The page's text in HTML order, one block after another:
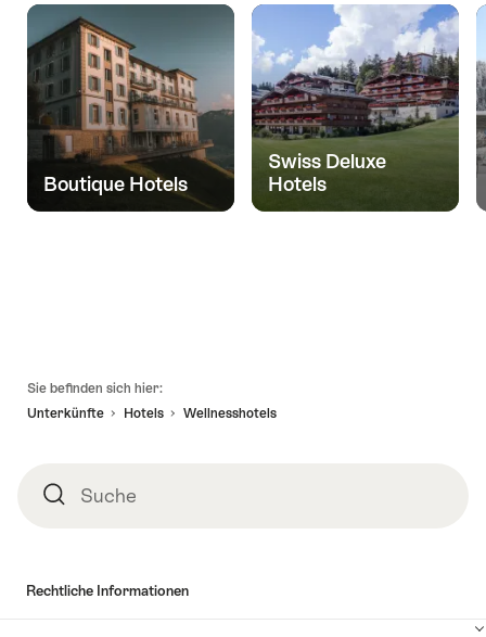
Boutique Hotels
Swiss Deluxe
Hotels
Sie befinden sich hier:
Unterkünfte
Hotels Wellnesshotels
SucheSuche
Rechtliche Informationen